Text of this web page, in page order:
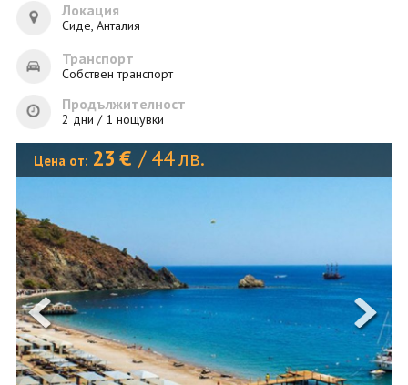
ЕКЗОТИКА
ЕКСКУРЗИИ
ОЩЕ
ЗА НАС
КОНТАКТИ
ФИРМЕНИ ДОКУМЕНТИ
0700 144 34
ПОСЛЕДВАЙТЕ НИ
Локация
Сиде, Анталия
Транспорт
Собствен транспорт
Продължителност
2 дни / 1 нощувки
Цена от: 23 € / 44лв.